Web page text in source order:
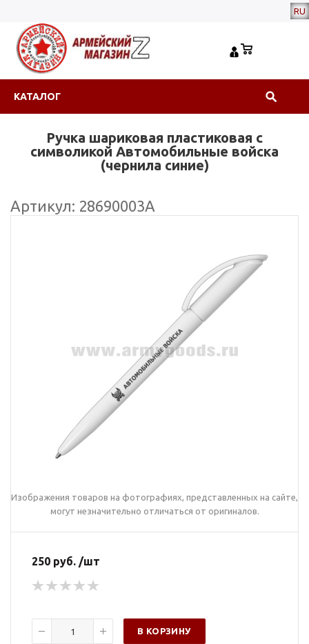
RU
КАТАЛОГ
Ручка шариковая пластиковая с
символикой Автомобильные войска
(чернила синие)
Артикул: 28690003А
Изображения товаров на фотографиях, представленных на сайте,
могут незначительно отличаться от оригиналов.
250 руб. /шт
В КОРЗИНУ